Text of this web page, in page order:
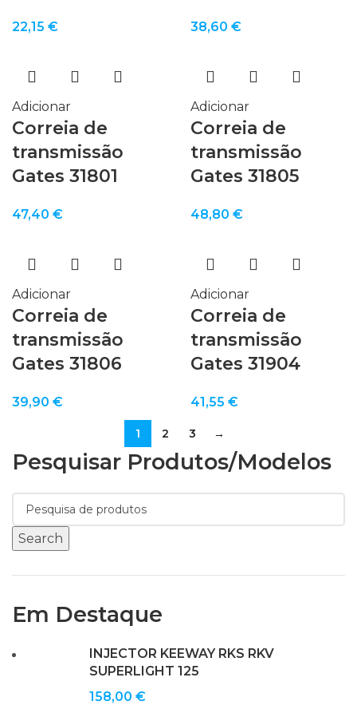
Pesquisar Produtos/modelos
Search
Em Destaque
INJECTOR KEEWAY RKS RKV
SUPERLIGHT 125
158,00 €
22,15 € 38,60 €
Adicionar
Correia de
transmissão
Gates 31801
47,40 €
Adicionar
Correia de
transmissão
Gates 31805
48,80 €
Adicionar
Correia de
transmissão
Gates 31806
39,90 €
Adicionar
Correia de
transmissão
Gates 31904
41,55 €
1 2 3 →